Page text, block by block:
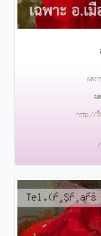
ผลง
ผ
http://รั